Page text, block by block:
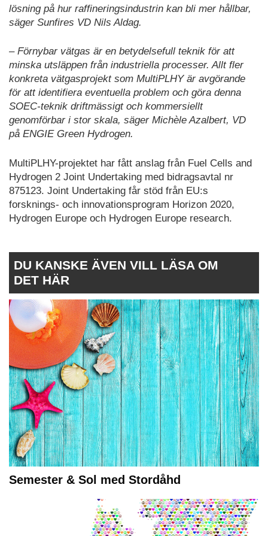
lösning på hur raffineringsindustrin kan bli mer hållbar,
säger Sunfires VD Nils Aldag.
– Förnybar vätgas är en betydelsefull teknik för att
minska utsläppen från industriella processer. Allt fler
konkreta vätgasprojekt som MultiPLHY är avgörande
för att identifiera eventuella problem och göra denna
SOEC-teknik driftmässigt och kommersiellt
genomförbar i stor skala, säger Michèle Azalbert, VD
på ENGIE Green Hydrogen.
MultiPLHY-projektet har fått anslag från Fuel Cells and
Hydrogen 2 Joint Undertaking med bidragsavtal nr
875123. Joint Undertaking får stöd från EU:s
forsknings- och innovationsprogram Horizon 2020,
Hydrogen Europe och Hydrogen Europe research.
DU KANSKE ÄVEN VILL LÄSA OM
DET HÄR
Semester & Sol med Stordåhd